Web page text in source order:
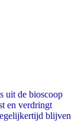
uit de bioscoop
en verdringt
blijven